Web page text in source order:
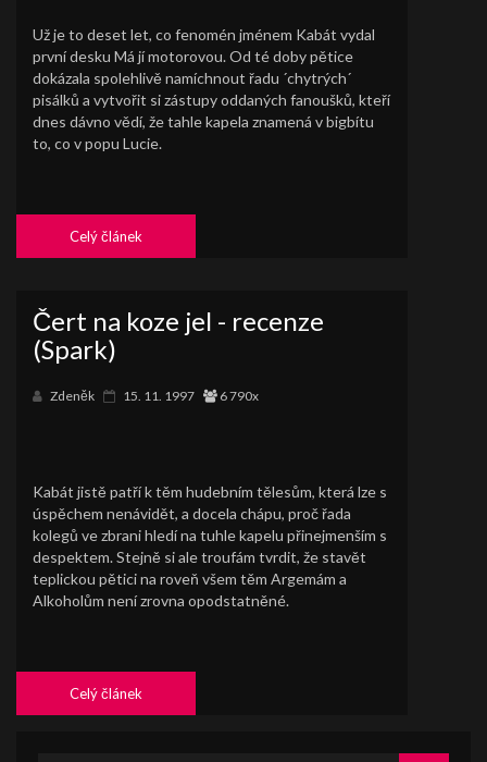
Už je to deset let, co fenomén jménem Kabát vydal
první desku Má jí motorovou. Od té doby pětice
dokázala spolehlivě namíchnout řadu ´chytrých´
pisálků a vytvořit si zástupy oddaných fanoušků, kteří
dnes dávno vědí, že tahle kapela znamená v bigbítu
to, co v popu Lucie.
Celý článek
Čert na koze jel - recenze
(Spark)
Zdeněk 15. 11. 1997 6 790x
Kabát jistě patří k těm hudebním tělesům, která lze s
úspěchem nenávidět, a docela chápu, proč řada
kolegů ve zbrani hledí na tuhle kapelu přinejmenším s
despektem. Stejně si ale troufám tvrdit, že stavět
teplickou pětici na roveň všem těm Argemám a
Alkoholům není zrovna opodstatněné.
Celý článek